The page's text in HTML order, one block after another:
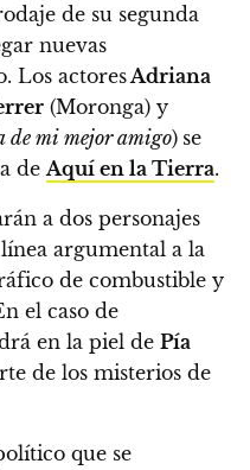
de su segunda
nuevas
Los actores Adriana
(Moronga) y
de mi mejor amigo) se
de Aquí en la Tierra.
a dos personajes
argumental a la
de combustible y
el caso de
en la piel de Pía
de los misterios de
que se